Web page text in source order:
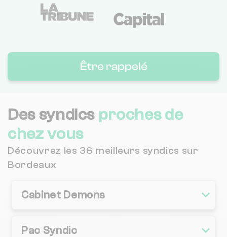
Être rappelé
Des syndics proches de
chez vous
Découvrez les 36 meilleurs syndics sur
Bordeaux
Cabinet Demons
Pac Syndic